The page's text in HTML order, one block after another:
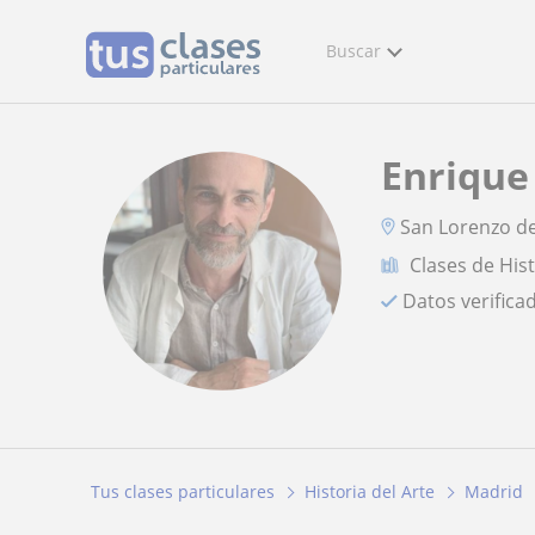
Buscar
Enrique
San Lorenzo
Clases de
Datos
Tus clases particulares Historia del Arte Madrid